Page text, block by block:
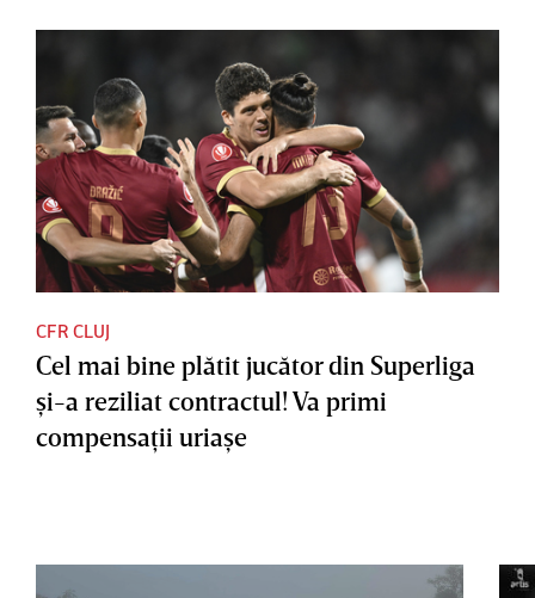
CFR CLUJ
Cel mai bine plătit jucător din Superliga
şi-a reziliat contractul! Va primi
compensaţii uriaşe